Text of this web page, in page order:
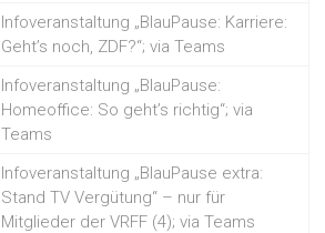
Infoveranstaltung „BlauPause: Karriere:
Geht’s noch, ZDF?“; via Teams
Infoveranstaltung „BlauPause:
Homeoffice: So geht’s richtig“; via
Teams
Infoveranstaltung „BlauPause extra:
Stand TV Vergütung“ – nur für
Mitglieder der VRFF (4); via Teams